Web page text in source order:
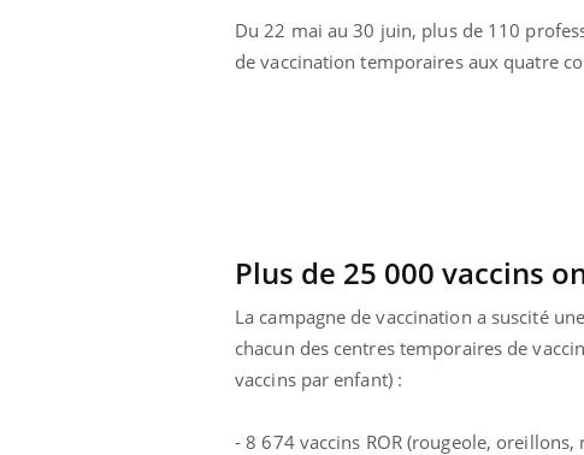
Du 22 mai au 30 juin, plus de 110
de vaccination temporaires aux quatre
Plus de 25 000 vaccins
La campagne de vaccination a suscité
chacun des centres temporaires de
vaccins par enfant) :
- 8 674 vaccins ROR (rougeole, oreillons,
...